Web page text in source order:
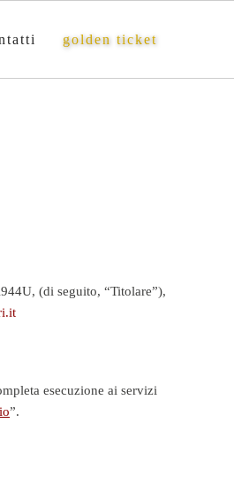
golden ticket
(di seguito, “Titolare”),
esecuzione ai servizi
”.